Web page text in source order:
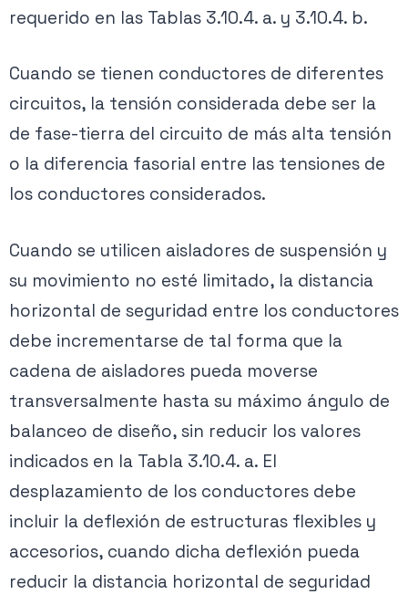
requerido en las Tablas 3.10.4. a. y 3.10.4. b.
Cuando se tienen conductores de diferentes
circuitos, la tensión considerada debe ser la
de fase-tierra del circuito de más alta tensión
o la diferencia fasorial entre las tensiones de
los conductores considerados.
Cuando se utilicen aisladores de suspensión y
su movimiento no esté limitado, la distancia
horizontal de seguridad entre los conductores
debe incrementarse de tal forma que la
cadena de aisladores pueda moverse
transversalmente hasta su máximo ángulo de
balanceo de diseño, sin reducir los valores
indicados en la Tabla 3.10.4. a. El
desplazamiento de los conductores debe
incluir la deflexión de estructuras flexibles y
accesorios, cuando dicha deflexión pueda
reducir la distancia horizontal de seguridad